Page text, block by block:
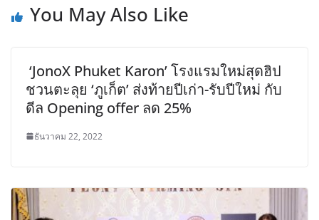
You May Also Like
‘JonoX Phuket Karon’ โรงแรมใหม่สุดฮิป
ชวนตะลุย ‘ภูเก็ต’ ส่งท้ายปีเก่า-รับปีใหม่ กับ
ดีล Opening offer ลด 25%
ธันวาคม 22, 2022